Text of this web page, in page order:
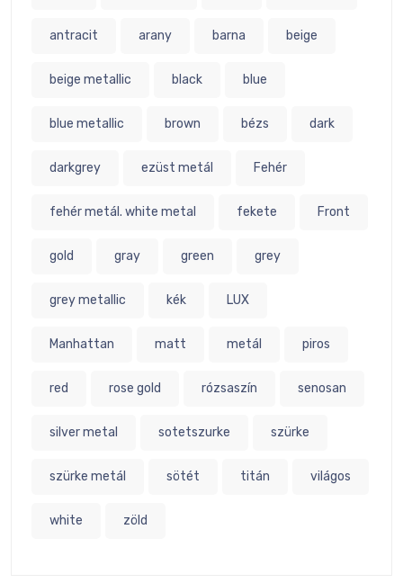
antracit arany barna beige
beige metallic black blue
blue metallic brown bézs dark
darkgrey ezüst metál Fehér
fehér metál. white metal fekete Front
gold gray green grey
grey metallic kék LUX
Manhattan matt metál piros
red rose gold rózsaszín senosan
silver metal sotetszurke szürke
szürke metál sötét titán világos
white zöld